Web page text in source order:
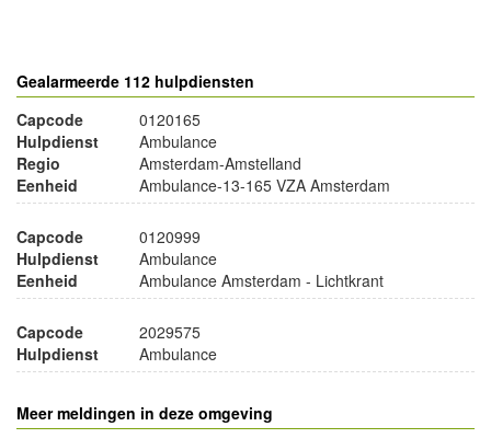
Gealarmeerde 112 hulpdiensten
Capcode
0120165
Hulpdienst
Ambulance
Regio
Amsterdam-Amstelland
Eenheid
Ambulance-13-165 VZA Amsterdam
Capcode
0120999
Hulpdienst
Ambulance
Eenheid
Ambulance Amsterdam - Lichtkrant
Capcode
2029575
Hulpdienst
Ambulance
Meer meldingen in deze omgeving